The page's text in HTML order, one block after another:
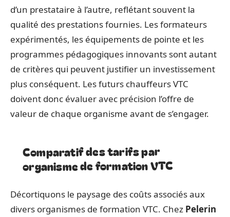
d’un prestataire à l’autre, reflétant souvent la
qualité des prestations fournies. Les formateurs
expérimentés, les équipements de pointe et les
programmes pédagogiques innovants sont autant
de critères qui peuvent justifier un investissement
plus conséquent. Les futurs chauffeurs VTC
doivent donc évaluer avec précision l’offre de
valeur de chaque organisme avant de s’engager.
Comparatif des tarifs par
organisme de formation VTC
Décortiquons le paysage des coûts associés aux
divers organismes de formation VTC. Chez Pelerin